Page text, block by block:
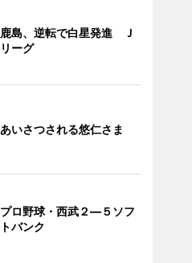
鹿島、逆転で白星発進 Ｊ
リーグ
あいさつされる悠仁さま
プロ野球・西武２―５ソフ
トバンク